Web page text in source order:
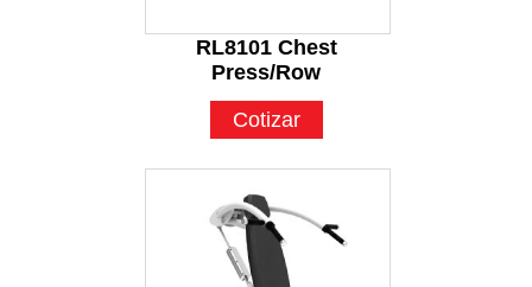
RL8101 Chest
Press/Row
Cotizar